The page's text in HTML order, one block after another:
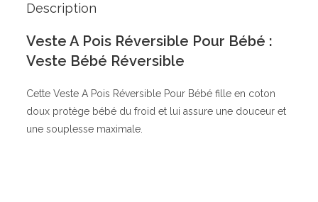
Description
Veste A Pois Réversible Pour Bébé :
Veste Bébé Réversible
Cette Veste A Pois Réversible Pour Bébé fille en coton
doux protège bébé du froid et lui assure une douceur et
une souplesse maximale.